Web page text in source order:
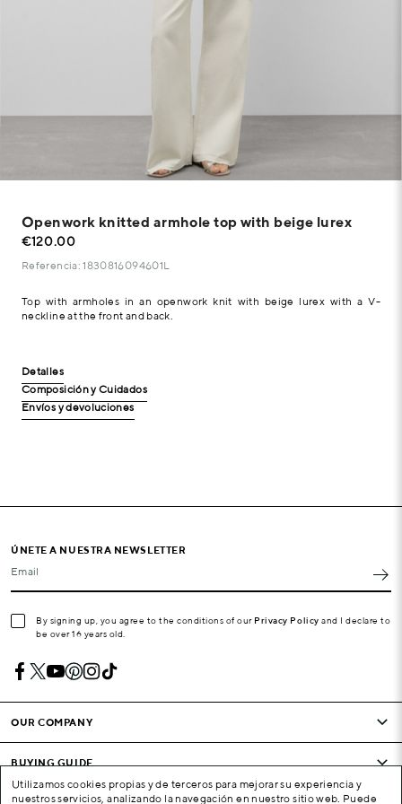
Openwork knitted armhole top with beige lurex
€120.00
Referencia: 1830816094601L
Top with armholes in an openwork knit with beige lurex with a V-
neckline at the front and back.
Detalles
Composición y Cuidados
Envíos y devoluciones
ÚNETE A NUESTRA NEWSLETTER
Email
By signing up, you agree to the conditions of our Privacy Policy and I declare to
be over 16 years old.
OUR COMPANY
BUYING GUIDE
Utilizamos cookies propias y de terceros para mejorar su experiencia y
nuestros servicios, analizando la navegación en nuestro sitio web. Puede